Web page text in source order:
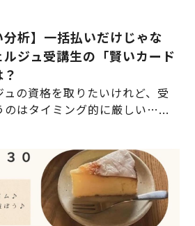
分析】一括払いだけじゃな
ジュ受講生の「賢いカード
ュの資格を取りたいけれど、受
のはタイミング的に厳しい…...